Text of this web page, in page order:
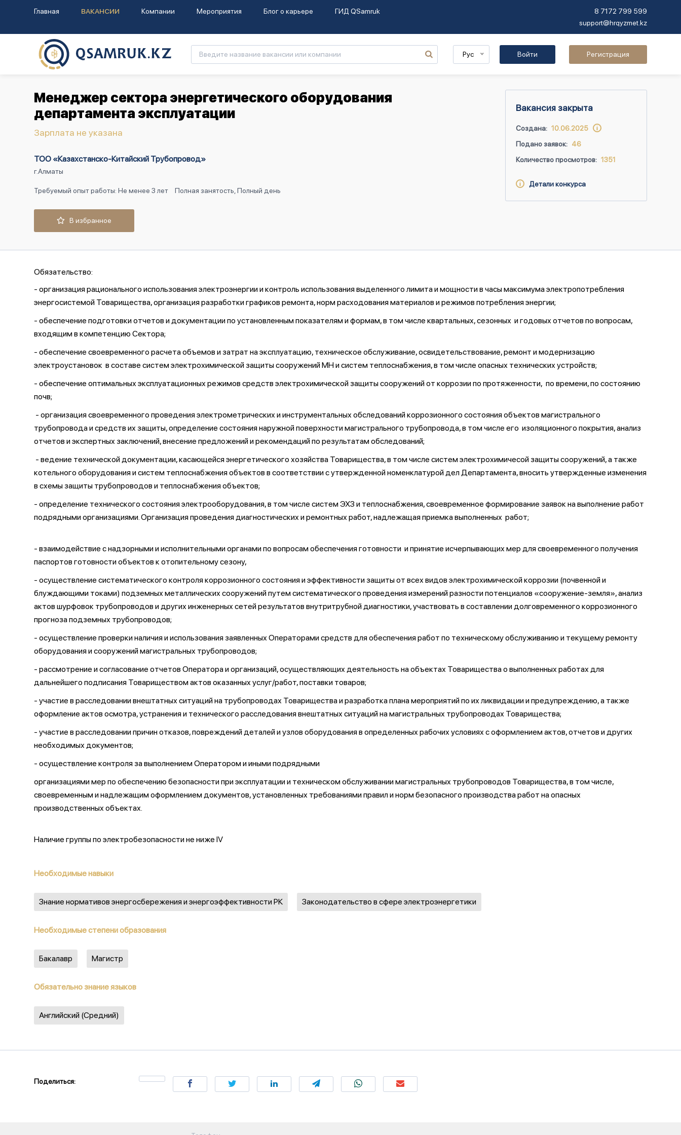
Главная ВАКАНСИИ Компании Мероприятия Блог о карьере ГИД QSamruk
8 7172 799 599
support@hrqyzmet.kz
Рус Войти Регистрация
Менеджер сектора энергетического оборудования
департамента эксплуатации
Зарплата не указана
ТОО «Казахстанско-Китайский Трубопровод»
г.Алматы
Требуемый опыт работы: Не менее 3 лет Полная занятость, Полный день
Вакансия закрыта
Создана: 10.06.2025
Подано заявок: 46
Количество просмотров: 1351
Детали конкурса
В избранное
Обязательство:
- организация рационального использования электроэнергии и контроль использования выделенного лимита и мощности в часы максимума электропотребления
энергосистемой Товарищества, организация разработки графиков ремонта, норм расходования материалов и режимов потребления энергии;
- обеспечение подготовки отчетов и документации по установленным показателям и формам, в том числе квартальных, сезонных и годовых отчетов по вопросам,
входящим в компетенцию Сектора;
- обеспечение своевременного расчета объемов и затрат на эксплуатацию, техническое обслуживание, освидетельствование, ремонт и модернизацию
электроустановок в составе систем электрохимической защиты сооружений МН и систем теплоснабжения, в том числе опасных технических устройств;
- обеспечение оптимальных эксплуатационных режимов средств электрохимической защиты сооружений от коррозии по протяженности, по времени, по состоянию
почв;
- организация своевременного проведения электрометрических и инструментальных обследований коррозионного состояния объектов магистрального
трубопровода и средств их защиты, определение состояния наружной поверхности магистрального трубопровода, в том числе его изоляционного покрытия, анализ
отчетов и экспертных заключений, внесение предложений и рекомендаций по результатам обследований;
- ведение технической документации, касающейся энергетического хозяйства Товарищества, в том числе систем электрохимичесой защиты сооружений, а также
котельного оборудования и систем теплоснабжения объектов в соответствии с утвержденной номенклатурой дел Департамента, вносить утвержденные изменения
в схемы защиты трубопроводов и теплоснабжения объектов;
- определение технического состояния электрооборудования, в том числе систем ЭХЗ и теплоснабжения, своевременное формирование заявок на выполнение работ
подрядными организациями. Организация проведения диагностических и ремонтных работ, надлежащая приемка выполненных работ;
- взаимодействие с надзорными и исполнительными органами по вопросам обеспечения готовности и принятие исчерпывающих мер для своевременного получения
паспортов готовности объектов к отопительному сезону,
- осуществление систематического контроля коррозионного состояния и эффективности защиты от всех видов электрохимической коррозии (почвенной и
блуждающими токами) подземных металлических сооружений путем систематического проведения измерений разности потенциалов «сооружение-земля», анализ
актов шурфовок трубопроводов и других инженерных сетей результатов внутритрубной диагностики, участвовать в составлении долговременного коррозионного
прогноза подземных трубопроводов;
- осуществление проверки наличия и использования заявленных Операторами средств для обеспечения работ по техническому обслуживанию и текущему ремонту
оборудования и сооружений магистральных трубопроводов;
- рассмотрение и согласование отчетов Оператора и организаций, осуществляющих деятельность на объектах Товарищества о выполненных работах для
дальнейшего подписания Товариществом актов оказанных услуг/работ, поставки товаров;
- участие в расследовании внештатных ситуаций на трубопроводах Товарищества и разработка плана мероприятий по их ликвидации и предупреждению, а также
оформление актов осмотра, устранения и технического расследования внештатных ситуаций на магистральных трубопроводах Товарищества;
- участие в расследовании причин отказов, повреждений деталей и узлов оборудования в определенных рабочих условиях с оформлением актов, отчетов и других
необходимых документов;
- осуществление контроля за выполнением Оператором и иными подрядными
организациями мер по обеспечению безопасности при эксплуатации и техническом обслуживании магистральных трубопроводов Товарищества, в том числе,
своевременным и надлежащим оформлением документов, установленных требованиями правил и норм безопасного производства работ на опасных
производственных объектах.
Наличие группы по электробезопасности не ниже IV
Необходимые навыки
Знание нормативов энергосбережения и энергоэффективности РК Законодательство в сфере электроэнергетики
Необходимые степени образования
Бакалавр Магистр
Обязательно знание языков
Английский (Средний)
Поделиться: